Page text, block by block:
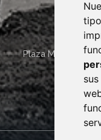
Plaza Mayor 4
·